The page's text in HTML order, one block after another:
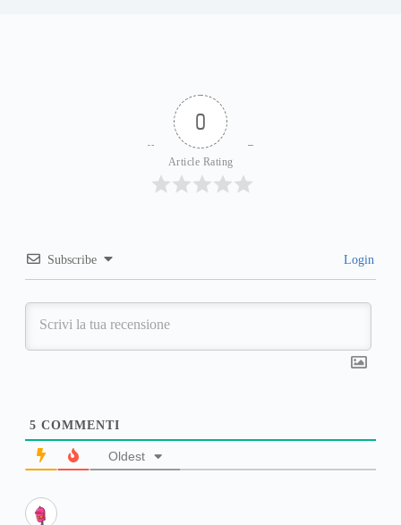
0
Article Rating
Subscribe Login
5 COMMENTI
Oldest